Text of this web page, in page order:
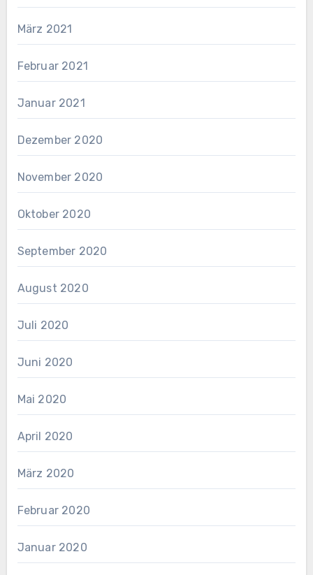
März 2021
Februar 2021
Januar 2021
Dezember 2020
November 2020
Oktober 2020
September 2020
August 2020
Juli 2020
Juni 2020
Mai 2020
April 2020
März 2020
Februar 2020
Januar 2020